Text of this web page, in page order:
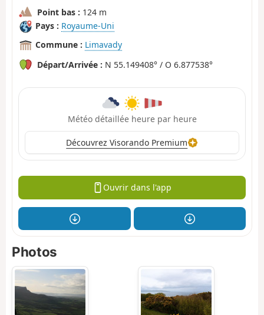
Point bas : 124 m
Pays : Royaume-Uni
Commune : Limavady
Départ/Arrivée : N 55.149408° / O 6.877538°
Météo détaillée heure par heure
Découvrez Visorando Premium
Ouvrir dans l'app
Photos